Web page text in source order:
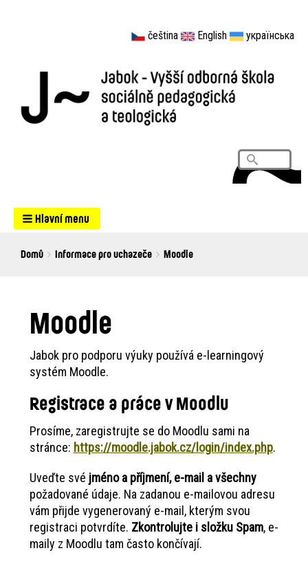
čeština English українська
Search
Hlavní menu
Breadcrumbs
You
Domů Informace pro uchazeče Moodle
Moodle
Jabok pro podporu výuky používá e-learningový
systém Moodle.
Registrace a práce v Moodlu
Prosíme, zaregistrujte se do Moodlu sami na
stránce: https://moodle.jabok.cz/login/index.php.
Uveďte své jméno a příjmení, e-mail a všechny
požadované údaje. Na zadanou e-mailovou adresu
vám přijde vygenerovaný e-mail, kterým svou
registraci potvrdíte. Zkontrolujte i složku Spam, e-
maily z Moodlu tam často končívají.